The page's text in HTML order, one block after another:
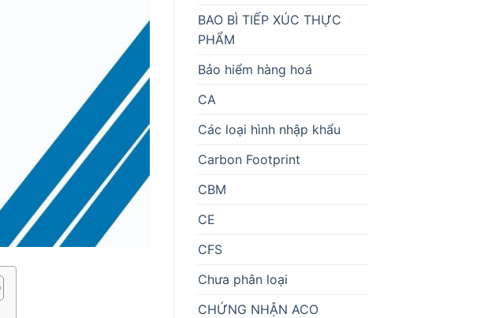
BAO BÌ TIẾP XÚC THỰC
PHẨM
Bảo hiểm hàng hoá
CA
Các loại hình nhập khẩu
Carbon Footprint
CBM
CE
CFS
Chưa phân loại
CHỨNG NHẬN ACO